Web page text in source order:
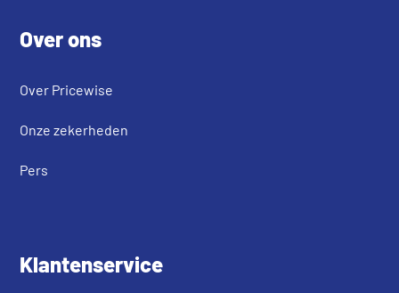
Over ons
Over Pricewise
Onze zekerheden
Pers
Klantenservice